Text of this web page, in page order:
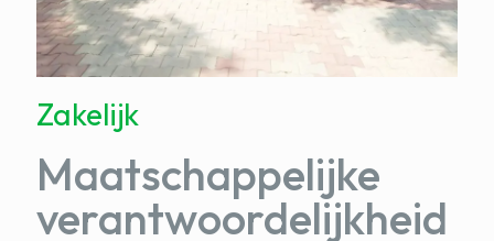
Zakelijk
Maatschappelijke
verantwoordelijkheid